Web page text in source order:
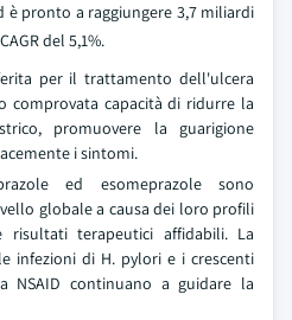
è pronto a raggiungere 3,7 miliardi
del 5,1%.
per il trattamento dell'ulcera
comprovata capacità di ridurre la
promuovere la guarigione
i sintomi.
ed esomeprazole sono
globale a causa dei loro profili
risultati terapeutici affidabili. La
infezioni di H. pylori e i crescenti
NSAID continuano a guidare la